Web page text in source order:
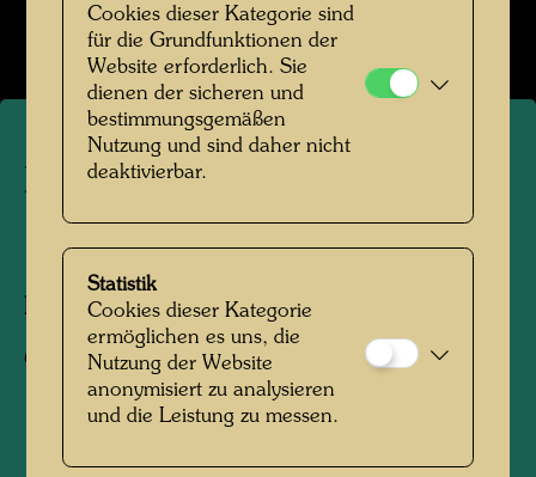
Bildergalerie öffnen
Das Schiff Regentag
1974
Fotograf:Unbekannt Unknown
Copyright:Hundertwasser Archiv
Cookies dieser Kategorie sind
für die Grundfunktionen der
Website erforderlich. Sie
dienen der sicheren und
bestimmungsgemäßen
Nutzung und sind daher nicht
deaktivierbar.
Statistik
Cookies dieser Kategorie
ermöglichen es uns, die
Nutzung der Website
anonymisiert zu analysieren
und die Leistung zu messen.